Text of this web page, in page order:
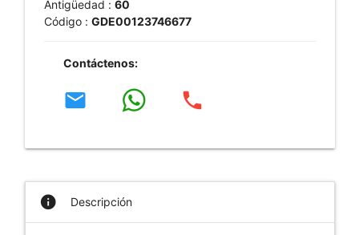
Antigüedad : 60
Código : GDE00123746677
Contáctenos:
email phone
info Descripción